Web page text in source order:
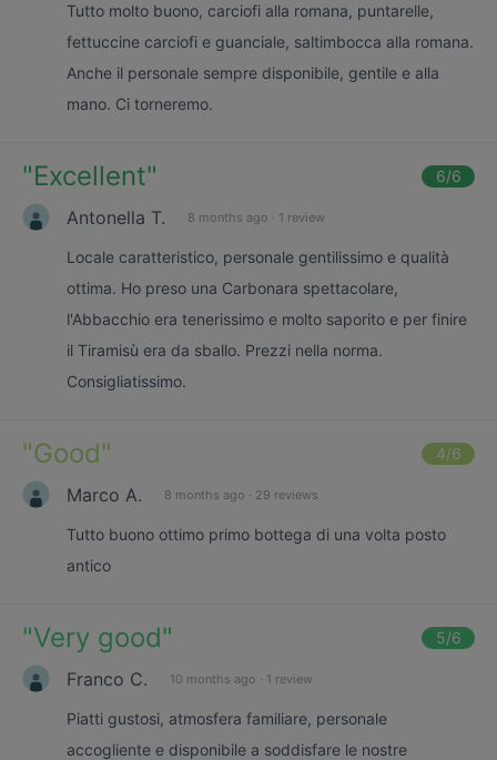
Tutto molto buono, carciofi alla romana, puntarelle,
fettuccine carciofi e guanciale, saltimbocca alla romana.
Anche il personale sempre disponibile, gentile e alla
mano. Ci torneremo.
"Excellent" 6/6
Antonella T. 8 months ago · 1 review
Locale caratteristico, personale gentilissimo e qualità
ottima. Ho preso una Carbonara spettacolare,
l'Abbacchio era tenerissimo e molto saporito e per finire
il Tiramisù era da sballo. Prezzi nella norma.
Consigliatissimo.
"Good" 4/6
Marco A. 8 months ago · 29 reviews
Tutto buono ottimo primo bottega di una volta posto
antico
"Very good" 5/6
Franco C. 10 months ago · 1 review
Piatti gustosi, atmosfera familiare, personale
accogliente e disponibile a soddisfare le nostre